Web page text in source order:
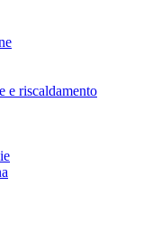
e riscaldamento